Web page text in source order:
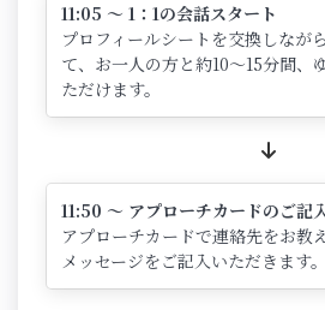
11:05 ～ 1：1の会話スタート
プロフィールシートを交換しなが
て、お一人の方と約10～15分間、
ただけます。
11:50 ～ アプローチカードのご記
アプローチカードで連絡先をお教
メッセージをご記入いただきます。